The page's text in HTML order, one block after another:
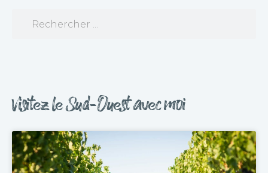
Visitez le Sud-Ouest avec moi